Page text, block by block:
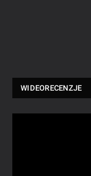
WIDEORECENZJE